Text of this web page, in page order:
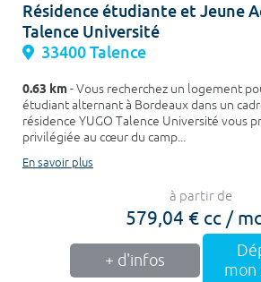
Résidence étudiante et Jeune
Talence Université
33400 Talence
0.63 km- Vous recherchez un logement
étudiant alternant à Bordeaux dans un
résidence YUGO Talence Université vous
privilégiée au cœur du camp...
En savoir plus
à partir de
579,04 € cc /
+ d'infos
mon